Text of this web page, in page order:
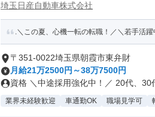
埼玉日産自動車株式会社
.＼この夏、心機一転の転職！／＼若手活
〒351-0022埼玉県朝霞市東弁財
月給21万2500円～38万7500円
資格 ＼中途採用強化中！／ 20代、30
業界未経験歓迎 車通勤OK 職場見学可